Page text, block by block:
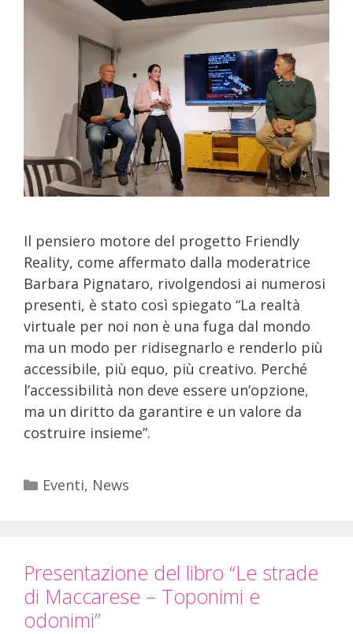
Il pensiero motore del progetto Friendly
Reality, come affermato dalla moderatrice
Barbara Pignataro, rivolgendosi ai numerosi
presenti, è stato così spiegato “La realtà
virtuale per noi non è una fuga dal mondo
ma un modo per ridisegnarlo e renderlo più
accessibile, più equo, più creativo. Perché
l’accessibilità non deve essere un’opzione,
ma un diritto da garantire e un valore da
costruire insieme”.
Eventi, News
Presentazione del libro “Le strade
di Maccarese – Toponimi e
odonimi”